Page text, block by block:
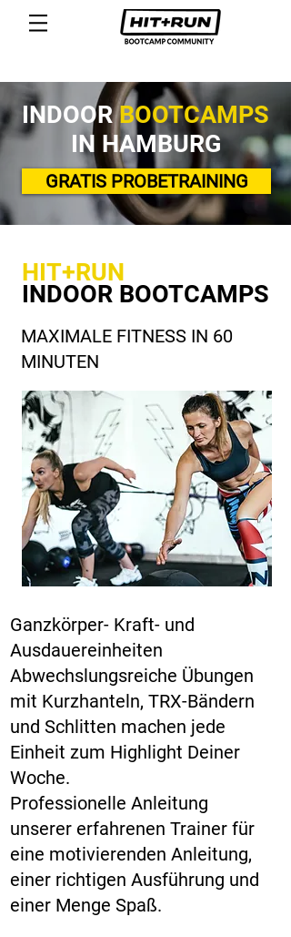
INDOORBOOTCAMPS
IN HAMBURG
GRATIS PROBETRAINING
HIT+RUN
INDOOR BOOTCAMPS
MAXIMALE FITNESS IN 60
MINUTEN
Ganzkörper- Kraft- und
Ausdauereinheiten
Abwechslungsreiche Übungen
mit Kurzhanteln, TRX-Bändern
und Schlitten machen jede
Einheit zum Highlight Deiner
Woche.
Professionelle Anleitung
unserer erfahrenen Trainer für
eine motivierenden Anleitung,
einer richtigen Ausführung und
einer Menge Spaß.